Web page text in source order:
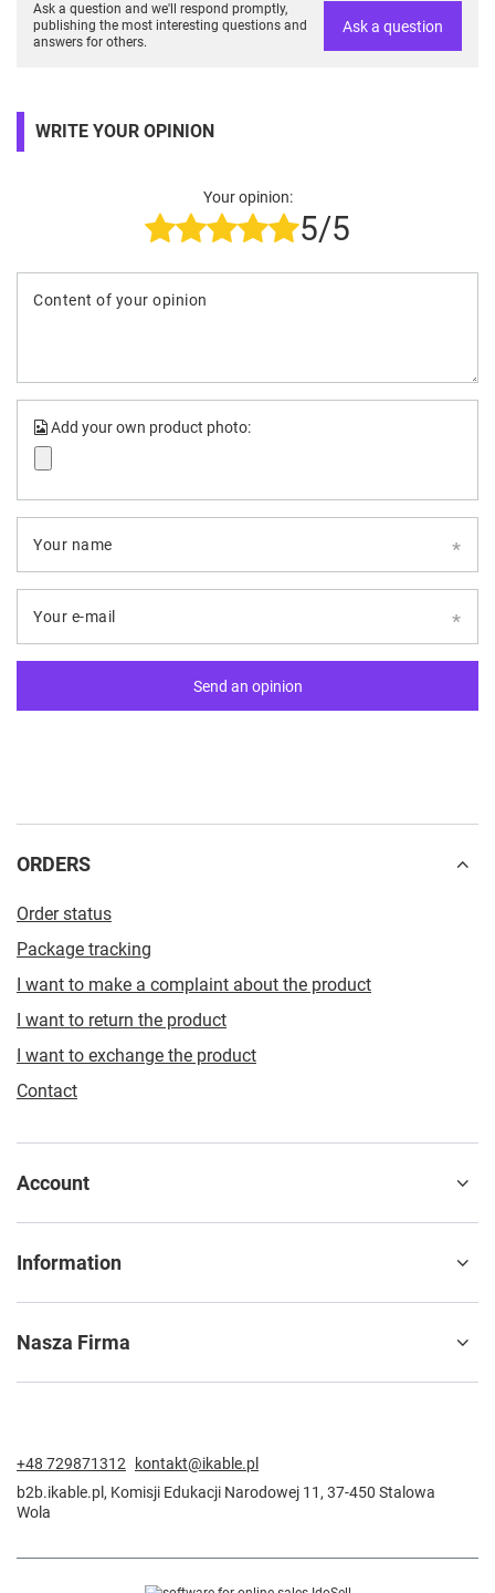
Ask a question and we'll respond promptly,
publishing the most interesting questions and
answers for others.
Ask a question
WRITE YOUR OPINION
Your opinion:
5/5
Content of your opinion
Add your own product photo:
Your name
Your e-mail
Send an opinion
ORDERS
Order status
Package tracking
I want to make a complaint about the product
I want to return the product
I want to exchange the product
Contact
Account
Information
Nasza Firma
+48 729871312
kontakt@ikable.pl
b2b.ikable.pl , Komisji Edukacji Narodowej 11 , 37-450 Stalowa
Wola